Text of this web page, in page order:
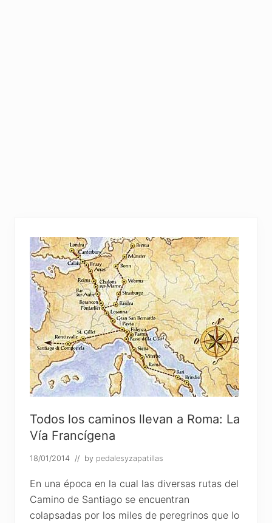
Todos los caminos llevan a Roma: La
Vía Francígena
18/01/2014 // by pedalesyzapatillas
En una época en la cual las diversas rutas del
Camino de Santiago se encuentran
colapsadas por los miles de peregrinos que lo